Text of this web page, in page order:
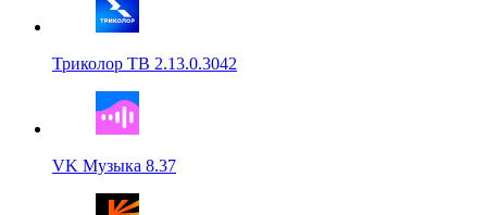
Триколор ТВ 2.13.0.3042
VK Музыка 8.37